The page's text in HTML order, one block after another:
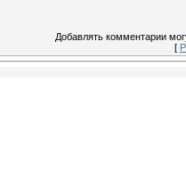
Добавлять комментарии
[